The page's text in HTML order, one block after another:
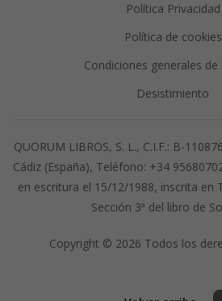
Política Privacidad
Política de cookies
Condiciones generales
Desistimiento
QUORUM LIBROS, S. L., C.I.F.: B-
Cádiz (España), Teléfono: +34
en escritura el 15/12/1988, inscrita en
Sección 3ª del libro de
Copyright © 2026 Todos los